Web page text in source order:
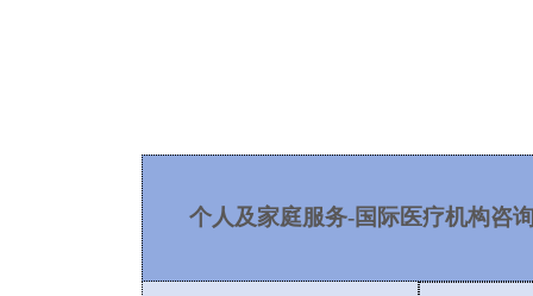
个人及家庭服务-国际医疗机构咨